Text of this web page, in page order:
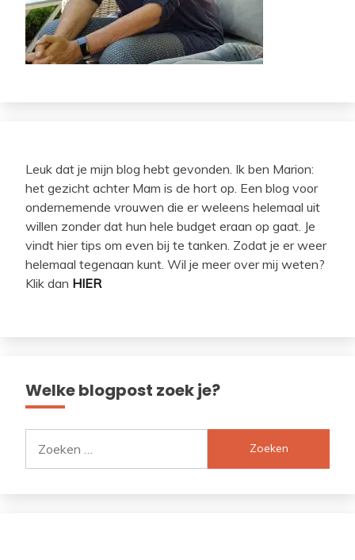
Leuk dat je mijn blog hebt gevonden. Ik ben Marion:
het gezicht achter Mam is de hort op. Een blog voor
ondernemende vrouwen die er weleens helemaal uit
willen zonder dat hun hele budget eraan op gaat. Je
vindt hier tips om even bij te tanken. Zodat je er weer
helemaal tegenaan kunt. Wil je meer over mij weten?
Klik dan HIER
Welke blogpost zoek je?
naar: